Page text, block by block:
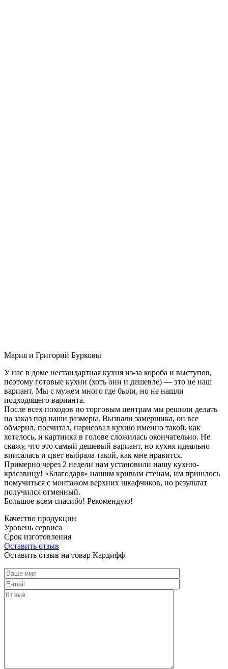
Мария и Григорий Бурковы
У нас в доме нестандартная кухня из-за короба и выступов,
поэтому готовые кухни (хоть они и дешевле) — это не наш
вариант. Мы с мужем много где были, но не нашли
подходящего варианта.
После всех походов по торговым центрам мы решили делать
на заказ под наши размеры. Вызвали замерщика, он все
обмерил, посчитал, нарисовал кухню именно такой, как
хотелось, и картинка в голове сложилась окончательно. Не
скажу, что это самый дешевый вариант, но кухня идеально
вписалась и цвет выбрала такой, как мне нравится.
Примерно через 2 недели нам установили нашу кухню-
красавицу! «Благодаря» нашим кривым стенам, им пришлось
помучиться с монтажом верхних шкафчиков, но результат
получился отменный.
Большое всем спасибо! Рекомендую!
Качество продукции
Уровень сервиса
Срок изготовления
Оставить отзыв
Оставить отзыв на товар Кардифф